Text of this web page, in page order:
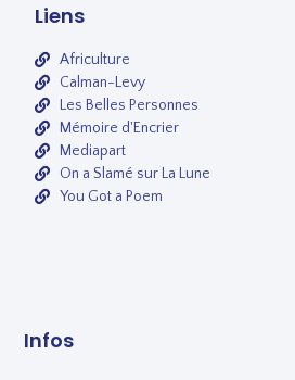
Infos
Liens
Africulture
Calman-Levy
Les Belles Personnes
Mémoire d'Encrier
Mediapart
On a Slamé sur La Lune
You Got a Poem